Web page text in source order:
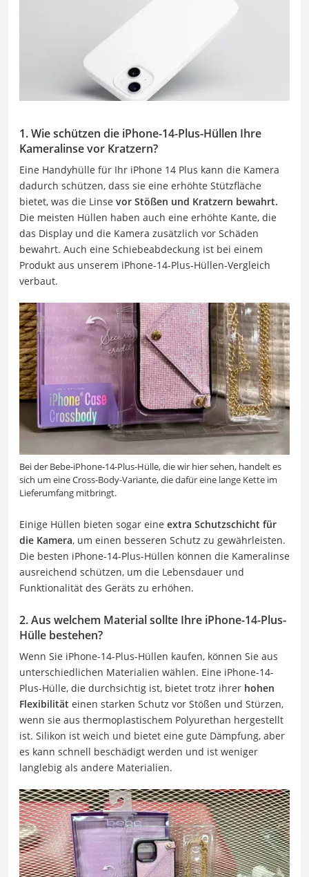
1. Wie schützen die iPhone-14-Plus-Hüllen Ihre
Kameralinse vor Kratzern?
Eine Handyhülle für Ihr iPhone 14 Plus kann die Kamera
dadurch schützen, dass sie eine erhöhte Stützfläche
bietet, was die Linse vor Stößen und Kratzern bewahrt.
Die meisten Hüllen haben auch eine erhöhte Kante, die
das Display und die Kamera zusätzlich vor Schäden
bewahrt. Auch eine Schiebeabdeckung ist bei einem
Produkt aus unserem iPhone-14-Plus-Hüllen-Vergleich
verbaut.
Bei der Bebe-iPhone-14-Plus-Hülle, die wir hier sehen, handelt es
sich um eine Cross-Body-Variante, die dafür eine lange Kette im
Lieferumfang mitbringt.
Einige Hüllen bieten sogar eine extra Schutzschicht für
die Kamera, um einen besseren Schutz zu gewährleisten.
Die besten iPhone-14-Plus-Hüllen können die Kameralinse
ausreichend schützen, um die Lebensdauer und
Funktionalität des Geräts zu erhöhen.
2. Aus welchem Material sollte Ihre iPhone-14-Plus-
Hülle bestehen?
Wenn Sie iPhone-14-Plus-Hüllen kaufen, können Sie aus
unterschiedlichen Materialien wählen. Eine iPhone-14-
Plus-Hülle, die durchsichtig ist, bietet trotz ihrer hohen
Flexibilität einen starken Schutz vor Stößen und Stürzen,
wenn sie aus thermoplastischem Polyurethan hergestellt
ist. Silikon ist weich und bietet eine gute Dämpfung, aber
es kann schnell beschädigt werden und ist weniger
langlebig als andere Materialien.